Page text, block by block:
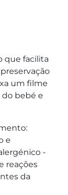
que facilita
um filme
bebé e
e
-
reações
da